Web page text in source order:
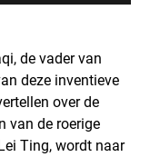
de vader van
deze inventieve
over de
van de roerige
Ting, wordt naar